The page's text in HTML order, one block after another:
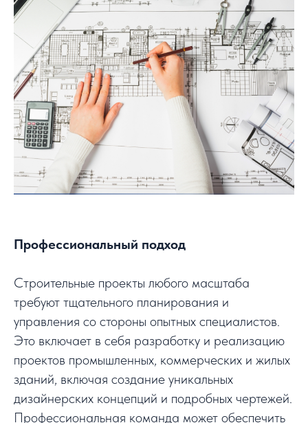
Профессиональный подход
Строительные проекты любого масштаба
требуют тщательного планирования и
управления со стороны опытных специалистов.
Это включает в себя разработку и реализацию
проектов промышленных, коммерческих и жилых
зданий, включая создание уникальных
дизайнерских концепций и подробных чертежей.
Профессиональная команда может обеспечить